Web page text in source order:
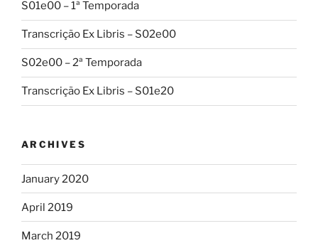
S01e00 – 1ª Temporada
Transcrição Ex Libris – S02e00
S02e00 – 2ª Temporada
Transcrição Ex Libris – S01e20
ARCHIVES
January 2020
April 2019
March 2019